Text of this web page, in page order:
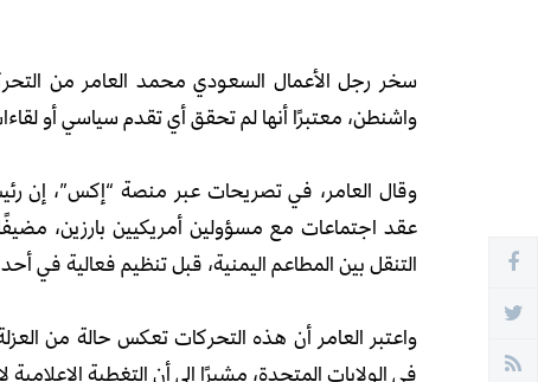
سخر رجل الأعمال السعودي محمد العامر من
واشنطن، معتبرًا أنها لم تحقق أي تقدم سياسي أو
وقال العامر، في تصريحات عبر منصة “إكس”، إن
عقد اجتماعات مع مسؤولين أمريكيين بارزين،
التنقل بين المطاعم اليمنية، قبل تنظيم فعالية في
واعتبر العامر أن هذه التحركات تعكس حالة من
في الولايات المتحدة، مشيرًا إلى أن التغطية